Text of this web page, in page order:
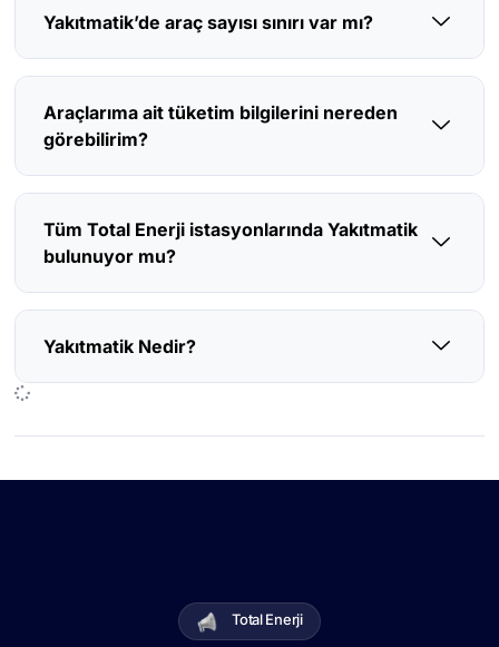
Yakıtmatik’de araç sayısı sınırı var mı?
Araçlarıma ait tüketim bilgilerini nereden
görebilirim?
Tüm Total Enerji istasyonlarında Yakıtmatik
bulunuyor mu?
Yakıtmatik Nedir?
Total Enerji